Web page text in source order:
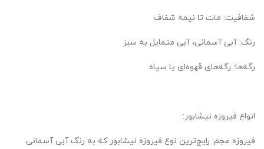
شفافیت: مات تا نیمه شفاف
رنگ: آبی آسمانی، آبی متمایل به سبز
رگه‌ها: رگه‌های قهوه‌ای یا سیاه
انواع فیروزه نیشابور:
فیروزه عجم: رایج‌ترین نوع فیروزه نیشابور که به رنگ آبی آسمانی